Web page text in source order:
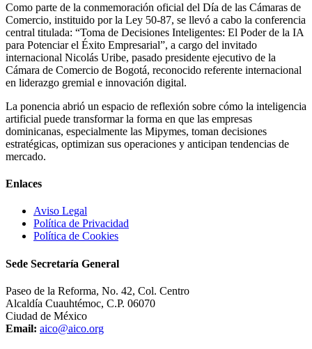
Como parte de la conmemoración oficial del Día de las Cámaras de
Comercio, instituido por la Ley 50-87, se llevó a cabo la conferencia
central titulada: “Toma de Decisiones Inteligentes: El Poder de la IA
para Potenciar el Éxito Empresarial”, a cargo del invitado
internacional Nicolás Uribe, pasado presidente ejecutivo de la
Cámara de Comercio de Bogotá, reconocido referente internacional
en liderazgo gremial e innovación digital.
La ponencia abrió un espacio de reflexión sobre cómo la inteligencia
artificial puede transformar la forma en que las empresas
dominicanas, especialmente las Mipymes, toman decisiones
estratégicas, optimizan sus operaciones y anticipan tendencias de
mercado.
Enlaces
Aviso Legal
Política de Privacidad
Política de Cookies
Sede Secretaría General
Paseo de la Reforma, No. 42, Col. Centro
Alcaldía Cuauhtémoc, C.P. 06070
Ciudad de México
Email: aico@aico.org